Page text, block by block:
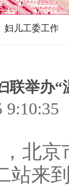
妇儿工委工作
联举办“
京市
站来